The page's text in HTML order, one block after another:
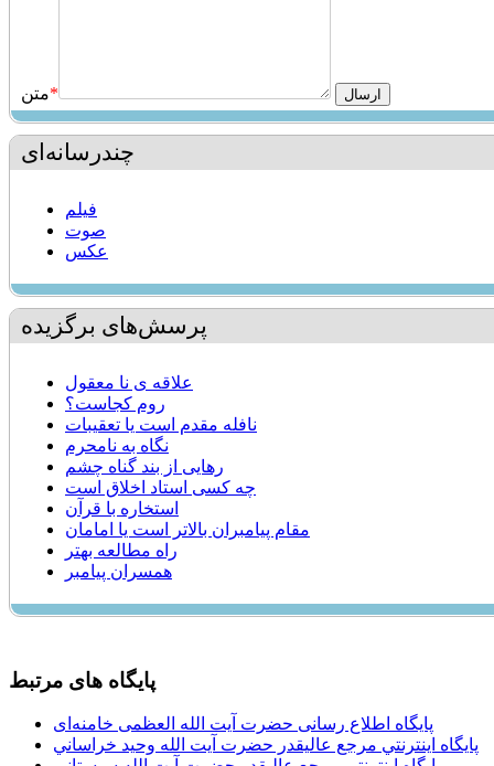
متن*
چندرسانه‌ای
فیلم
صوت
عکس
پرسش‌های برگزیده
علاقه ی نا معقول
روم كجاست؟
نافله مقدم است يا تعقيبات
نگاه به نامحرم
رهایی از بند گناه چشم
چه کسی استاد اخلاق است
استخاره با قرآن
مقام پيامبران بالاتر است يا امامان
راه مطالعه بهتر
همسران پیامبر
پایگاه های مرتبط
پایگاه اطلاع رسانی حضرت آیت الله العظمی خامنه‌ای
پایگاه اينترنتي مرجع عاليقدر حضرت آيت الله وحيد خراساني